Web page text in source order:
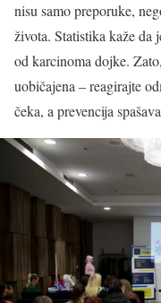
nisu samo preporuke,
života. Statistika kaže da
od karcinoma dojke.
uobičajena – reagirajte
čeka, a prevencija